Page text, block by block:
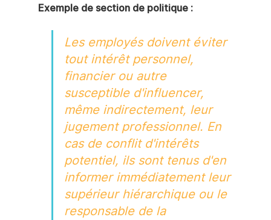
Exemple de section de politique :
Les employés doivent éviter
tout intérêt personnel,
financier ou autre
susceptible d'influencer,
même indirectement, leur
jugement professionnel. En
cas de conflit d'intérêts
potentiel, ils sont tenus d'en
informer immédiatement leur
supérieur hiérarchique ou le
responsable de la